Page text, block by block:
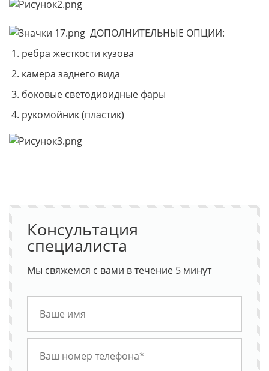
ДОПОЛНИТЕЛЬНЫЕ ОПЦИИ:
ребра жесткости кузова
камера заднего вида
боковые светодиоидные фары
рукомойник (пластик)
Консультация
специалиста
Мы свяжемся с вами в течение 5 минут